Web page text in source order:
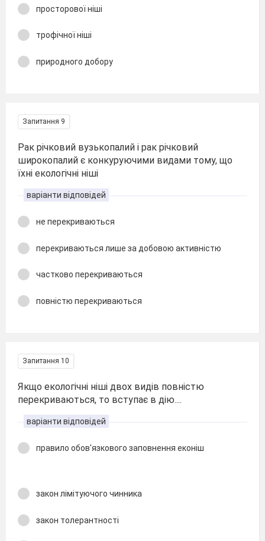
просторової ніші
трофічної ніші
природного добору
Запитання 9
Рак річковий вузькопалий і рак річковий
широкопалий є конкуруючими видами тому, що
їхні екологічні ніші
варіанти відповідей
не перекриваються
перекриваються лише за добовою активністю
частково перекриваються
повністю перекриваються
Запитання 10
Якщо екологічні ніші двох видів повністю
перекриваються, то вступає в дію....
варіанти відповідей
правило обов'язкового заповнення еконіш
закон лімітуючого чинника
закон толерантності